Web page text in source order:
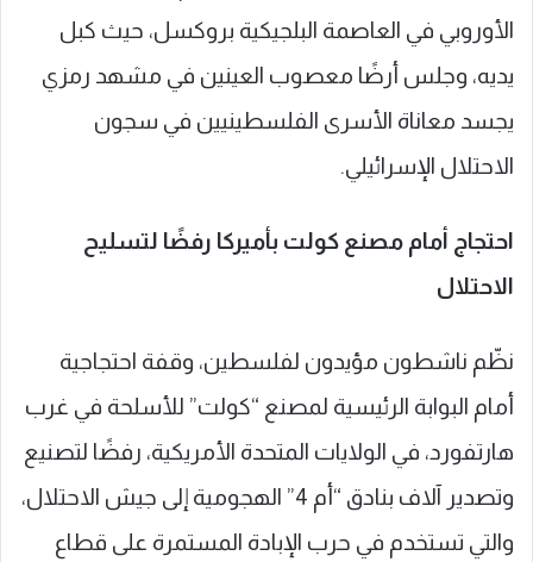
الأوروبي في العاصمة البلجيكية بروكسل، حيث كبل
يديه، وجلس أرضًا معصوب العينين في مشهد رمزي
يجسد معاناة الأسرى الفلسطينيين في سجون
الاحتلال الإسرائيلي.
احتجاج أمام مصنع كولت بأميركا رفضًا لتسليح
الاحتلال
نظّم ناشطون مؤيدون لفلسطين، وقفة احتجاجية
أمام البوابة الرئيسية لمصنع “كولت” للأسلحة في غرب
هارتفورد، في الولايات المتحدة الأمريكية، رفضًا لتصنيع
وتصدير آلاف بنادق “أم 4” الهجومية إلى جيش الاحتلال،
والتي تستخدم في حرب الإبادة المستمرة على قطاع